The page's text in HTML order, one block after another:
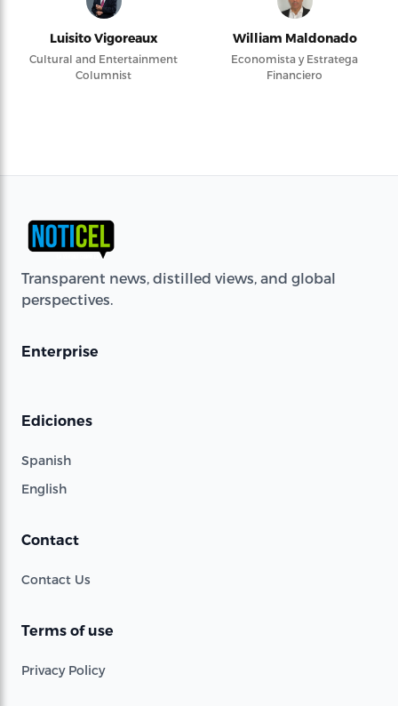
Luisito Vigoreaux
Cultural and Entertainment
Columnist
William Maldonado
Economista y Estratega
Financiero
Transparent news, distilled views, and global
perspectives.
Enterprise
Ediciones
Spanish
English
Contact
Contact Us
Terms of use
Privacy Policy